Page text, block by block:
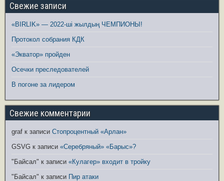
Свежие записи
«BIRLIK» — 2022-ші жылдың ЧЕМПИОНЫ!
Протокол собрания КДК
«Экватор» пройден
Осечки преследователей
В погоне за лидером
Свежие комментарии
graf к записи Стопроцентный «Арлан»
GSVG к записи «Серебряный» «Барыс»?
"Байсал" к записи «Кулагер» входит в тройку
"Байсал" к записи Пир атаки